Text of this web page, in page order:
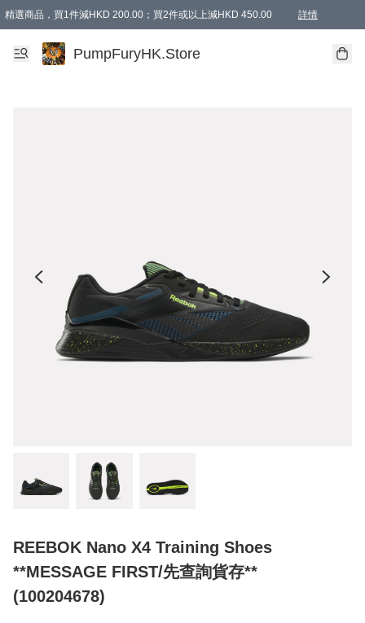
精選商品，買1件減HKD 200.00；買2件或以上減HKD 450.00 詳情
AAPE商品,會員專享9折或以上（按會員等級）AAPE products, members can
精選商品，任選買2件或以上減HKD 100.00
購物滿 HKD 800.00即享免運費優惠！（適用於 特定的送貨方式 )
PumpFuryHK.Store
REEBOK Nano X4 Training Shoes
**MESSAGE FIRST/先查詢貨存**
(100204678)